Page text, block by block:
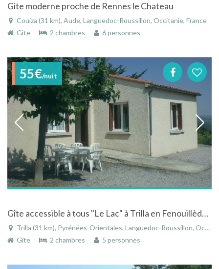
Gite moderne proche de Rennes le Chateau
Couiza (31 km), Aude, Languedoc-Roussillon, Occitanie, France
Gîte
2 chambres 6 personnes
55€/nuit
Gîte accessible à tous "Le Lac" à Trilla en Fenouillèdes, le Sud-Cathare (66)
Trilla (31 km), Pyrénées-Orientales, Languedoc-Roussillon, Occitanie, France
Gîte
2 chambres 5 personnes